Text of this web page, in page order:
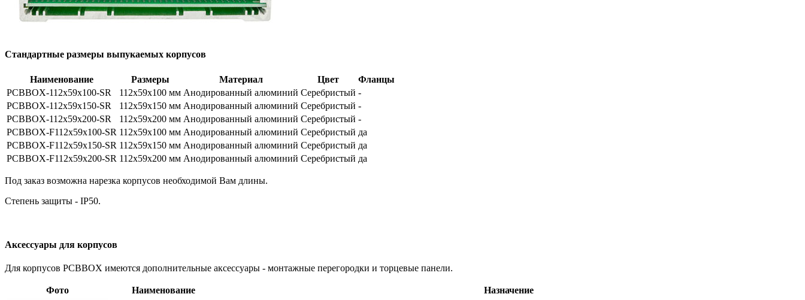
Стандартные размеры выпукаемых корпусов
Наименование Размеры Материал Цвет
Фланцы
PCBBOX-112x59x100-SR
112x59x100 мм Анодированный алюминий Серебристый -
PCBBOX-112x59x150-SR
112x59x150 мм Анодированный алюминий Серебристый -
PCBBOX-112x59x200-SR
112x59x200 мм Анодированный алюминий Серебристый -
PCBBOX-F112x59x100-SR 112x59x100 мм Анодированный алюминий Серебристый да
PCBBOX-F112x59x150-SR 112x59x150 мм Анодированный алюминий Серебристый да
PCBBOX-F112x59x200-SR 112x59x200 мм Анодированный алюминий Серебристый да
Под заказ возможна нарезка корпусов необходимой Вам длины.
Степень защиты - IP50.
Аксессуары для корпусов
Для корпусов PCBBOX имеются дополнительные аксессуары - монтажные перегородки и торцевые панели.
Фото Наименование Назначение